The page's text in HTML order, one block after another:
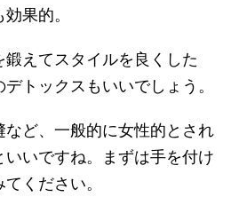
果的。
鍛えてスタイルを良くした
トックスもいいでしょう。
ど、一般的に女性的とされ
いいですね。まずは手を付け
ください。